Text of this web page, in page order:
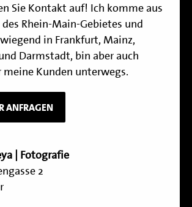
Sie Kontakt auf! Ich komme aus
Rhein-Main-Gebietes und
in Frankfurt, Mainz,
Darmstadt, bin aber auch
Kunden unterwegs.
ANFRAGEN
| Fotografie
2